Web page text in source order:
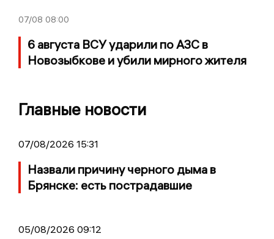
07/08 08:00
6 августа ВСУ ударили по АЗС в
Новозыбкове и убили мирного жителя
Главные новости
07/08/2026 15:31
Назвали причину черного дыма в
Брянске: есть пострадавшие
05/08/2026 09:12